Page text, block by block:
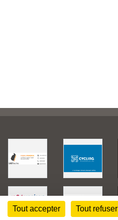
Tout accepter Tout refuser